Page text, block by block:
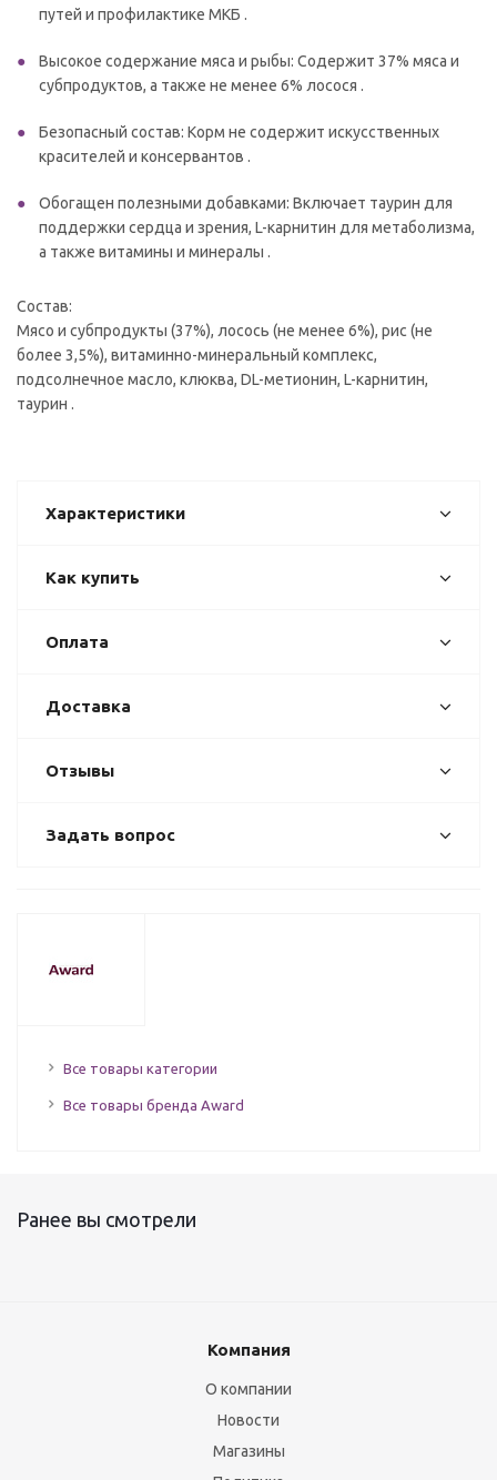
путей и профилактике МКБ .
Высокое содержание мяса и рыбы: Содержит 37% мяса и
субпродуктов, а также не менее 6% лосося .
Безопасный состав: Корм не содержит искусственных
красителей и консервантов .
Обогащен полезными добавками: Включает таурин для
поддержки сердца и зрения, L-карнитин для метаболизма,
а также витамины и минералы .
Состав:
Мясо и субпродукты (37%), лосось (не менее 6%), рис (не
более 3,5%), витаминно-минеральный комплекс,
подсолнечное масло, клюква, DL-метионин, L-карнитин,
таурин .
Характеристики
Как купить
Оплата
Доставка
Отзывы
Задать вопрос
Все товары категории
Все товары бренда Award
Ранее вы смотрели
Компания
О компании
Новости
Магазины